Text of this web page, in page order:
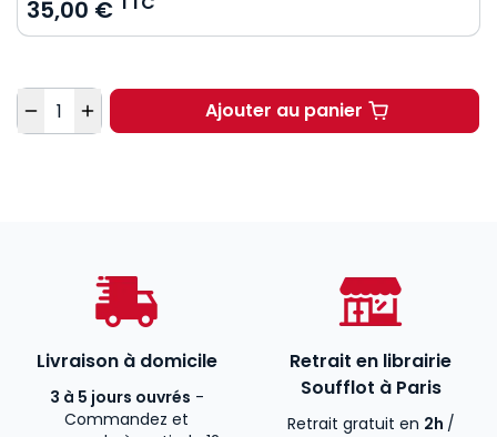
35,00 €
Quantité Ajouter au panier
Compliance et
Livraison à domicile
3 à 5 jours ouvrés -
Commandez et
Retrait en librairie
Soufflot à Paris
Retrait gratuit en 2h /